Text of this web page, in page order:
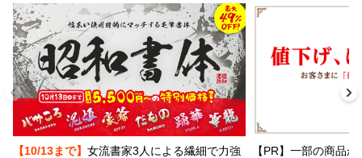
価格帯
〜
リセット
【10/13まで】 女流書家3人による繊細で力強
【PR】一部の商品